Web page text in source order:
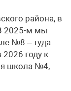
района, в
2025-м мы
№8 – туда
году к
школа №4,